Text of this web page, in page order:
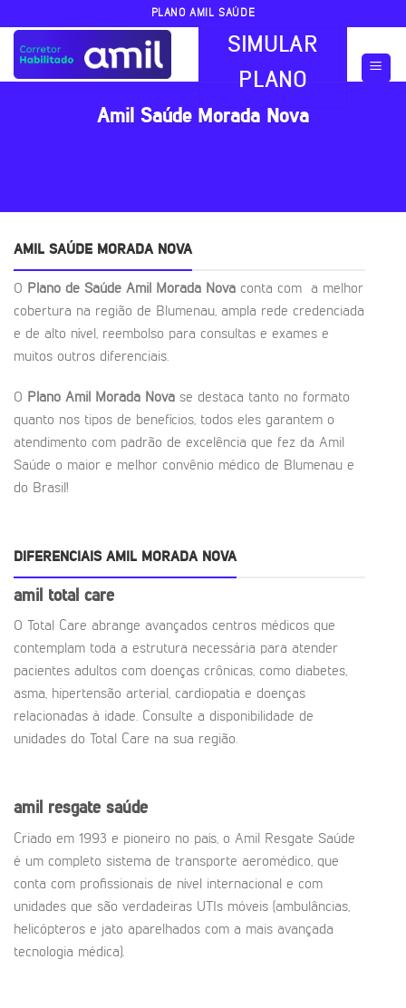
content
PLANO AMIL SAÚDE
SIMULAR
PLANO
Amil Saúde Morada Nova
AMIL SAÚDE MORADA NOVA
O Plano de Saúde Amil Morada Nova conta com a melhor
cobertura na região de Blumenau, ampla rede credenciada
e de alto nível, reembolso para consultas e exames e
muitos outros diferenciais.
O Plano Amil Morada Nova se destaca tanto no formato
quanto nos tipos de benefícios, todos eles garantem o
atendimento com padrão de excelência que fez da Amil
Saúde o maior e melhor convênio médico de Blumenau e
do Brasil!
DIFERENCIAIS AMIL MORADA NOVA
amil total care
O Total Care abrange avançados centros médicos que
contemplam toda a estrutura necessária para atender
pacientes adultos com doenças crônicas, como diabetes,
asma, hipertensão arterial, cardiopatia e doenças
relacionadas à idade. Consulte a disponibilidade de
unidades do Total Care na sua região.
amil resgate saúde
Criado em 1993 e pioneiro no país, o Amil Resgate Saúde
é um completo sistema de transporte aeromédico, que
conta com profissionais de nível internacional e com
unidades que são verdadeiras UTIs móveis (ambulâncias,
helicópteros e jato aparelhados com a mais avançada
tecnologia médica).